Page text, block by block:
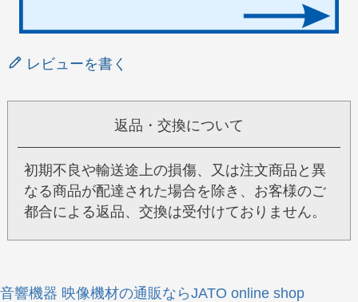
レビューを書く
返品・交換について
初期不良や輸送途上の損傷、又は注文商品と異
なる商品が配達された場合を除き、お客様のご
都合による返品、交換は受付けておりません。
音響機器 映像機材の通販ならJATO online shop